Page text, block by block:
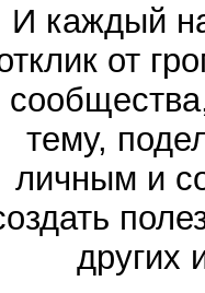
И каждый
от
тему,
личным и
других